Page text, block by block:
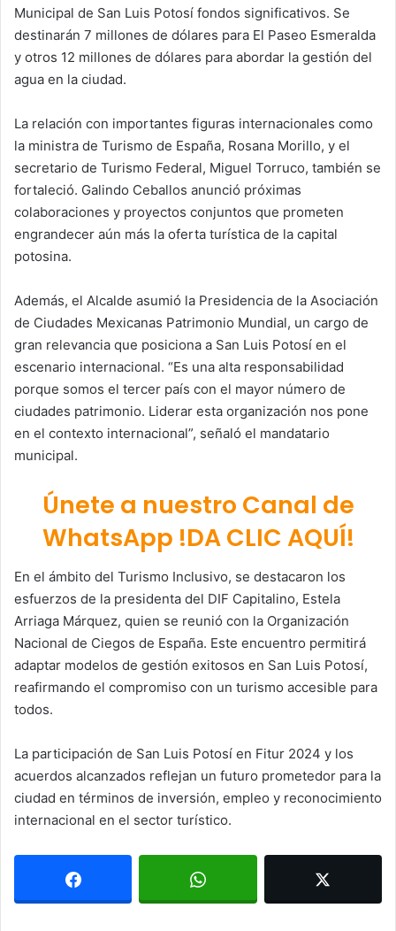
Municipal de San Luis Potosí fondos significativos. Se
destinarán 7 millones de dólares para El Paseo Esmeralda
y otros 12 millones de dólares para abordar la gestión del
agua en la ciudad.
La relación con importantes figuras internacionales como
la ministra de Turismo de España, Rosana Morillo, y el
secretario de Turismo Federal, Miguel Torruco, también se
fortaleció. Galindo Ceballos anunció próximas
colaboraciones y proyectos conjuntos que prometen
engrandecer aún más la oferta turística de la capital
potosina.
Además, el Alcalde asumió la Presidencia de la Asociación
de Ciudades Mexicanas Patrimonio Mundial, un cargo de
gran relevancia que posiciona a San Luis Potosí en el
escenario internacional. “Es una alta responsabilidad
porque somos el tercer país con el mayor número de
ciudades patrimonio. Liderar esta organización nos pone
en el contexto internacional”, señaló el mandatario
municipal.
Únete a nuestro Canal de
WhatsApp !DA CLIC AQUÍ!
En el ámbito del Turismo Inclusivo, se destacaron los
esfuerzos de la presidenta del DIF Capitalino, Estela
Arriaga Márquez, quien se reunió con la Organización
Nacional de Ciegos de España. Este encuentro permitirá
adaptar modelos de gestión exitosos en San Luis Potosí,
reafirmando el compromiso con un turismo accesible para
todos.
La participación de San Luis Potosí en Fitur 2024 y los
acuerdos alcanzados reflejan un futuro prometedor para la
ciudad en términos de inversión, empleo y reconocimiento
internacional en el sector turístico.